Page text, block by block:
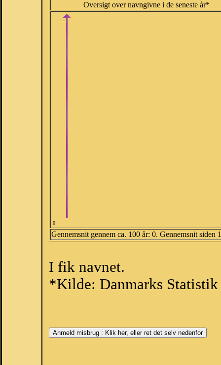
Oversigt over navngivne i de seneste år*
0
Gennemsnit gennem ca. 100 år: 0. Gennemsnit siden
I fik navnet.
*Kilde: Danmarks Statistik